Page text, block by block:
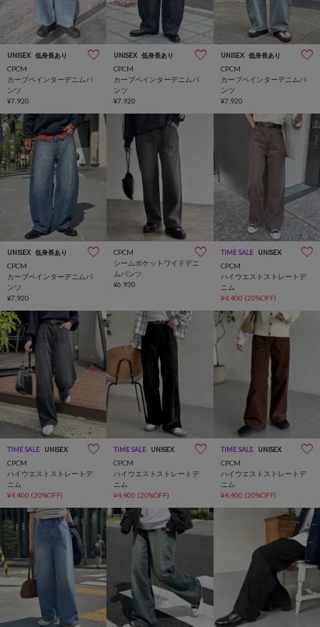
UNISEX 低身長あり
CPCM
カーブペインターデニムパ
ンツ
¥7,920
UNISEX 低身長あり
CPCM
カーブペインターデニムパ
ンツ
¥7,920
UNISEX 低身長あり
CPCM
カーブペインターデニムパ
ンツ
¥7,920
UNISEX 低身長あり
CPCM
カーブペインターデニムパ
ンツ
¥7,920
CPCM
シームポケットワイドデニ
ムパンツ
¥6,930
TIME SALE UNISEX
CPCM
ハイウエストストレートデ
ニム
¥4,400 (20%OFF)
TIME SALE UNISEX
CPCM
ハイウエストストレートデ
ニム
¥4,400 (20%OFF)
TIME SALE UNISEX
CPCM
ハイウエストストレートデ
ニム
¥4,400 (20%OFF)
TIME SALE UNISEX
CPCM
ハイウエストストレートデ
ニム
¥4,400 (20%OFF)